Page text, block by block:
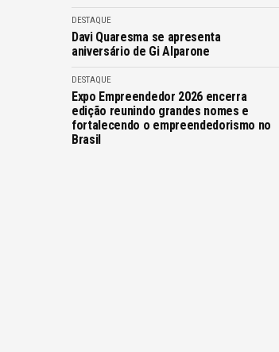
DESTAQUE
Davi Quaresma se apresenta
aniversário de Gi Alparone
DESTAQUE
Expo Empreendedor 2026 encerra
edição reunindo grandes nomes e
fortalecendo o empreendedorismo no
Brasil